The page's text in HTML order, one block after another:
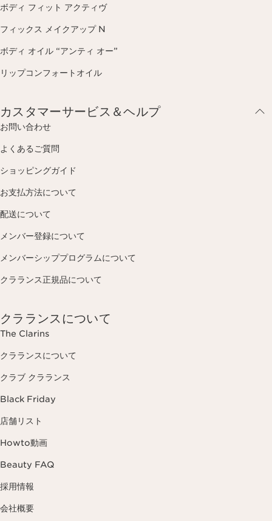
ボディ フィット アクティヴ
フィックス メイクアップ N
ボディ オイル “アンティ オー”
リップコンフォートオイル
カスタマーサービス＆ヘルプ
お問い合わせ
よくあるご質問
ショッピングガイド
お支払方法について
配送について
メンバー登録について
メンバーシッププログラムについて
クラランス正規品について
クラランスについて
The Clarins
クラランスについて
クラブ クラランス
Black Friday
店舗リスト
Howto動画
Beauty FAQ
採用情報
会社概要